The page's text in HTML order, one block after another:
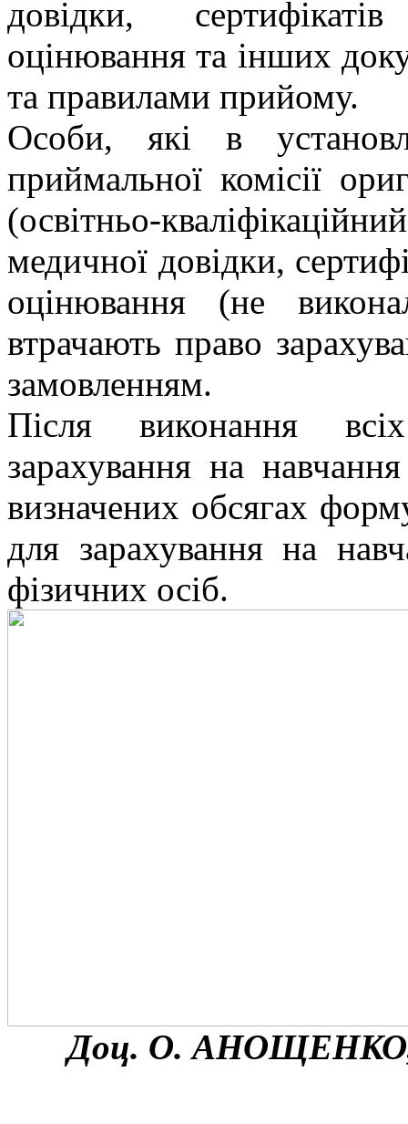
довідки,
оцінювання та інших
та правилами прийому.
Особи, які в
приймальної комісії
(освітньо-
медичної довідки,
оцінювання (не
втрачають право
замовленням.
Після виконання
зарахування на
визначених обсягах
для зарахування на
фізичних осіб.
Доц. О. АНОЩЕНКО,